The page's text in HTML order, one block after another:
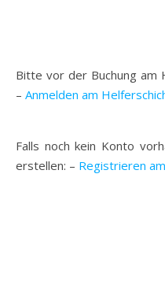
Bitte vor der Buchung am
– Anmelden am
Falls noch kein Konto
erstellen: – Registrieren